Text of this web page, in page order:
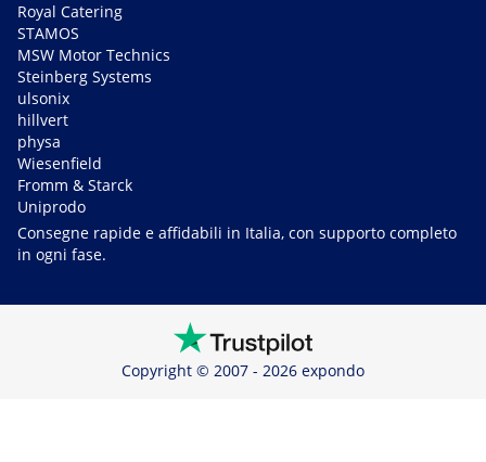
Royal Catering
STAMOS
MSW Motor Technics
Steinberg Systems
ulsonix
hillvert
physa
Wiesenfield
Fromm & Starck
Uniprodo
Consegne rapide e affidabili in Italia, con supporto completo
in ogni fase.
Copyright © 2007 - 2026 expondo